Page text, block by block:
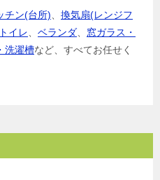
チン(台所)
換気扇(レンジフ
トイレ ベランダ
窓ガラス・
洗濯槽など、すべてお任せく